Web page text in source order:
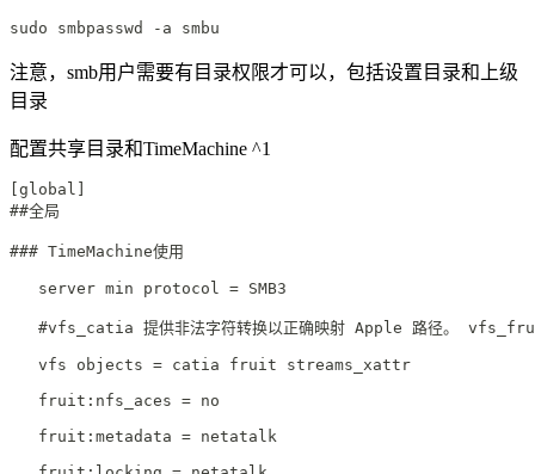
sudo smbpasswd -a smbu
注意，smb用户需要有目录权限才可以，包括设置目录和上级
目录
配置共享目录和TimeMachine ^1
[global]
##全局
### TimeMachine使用
   server min protocol = SMB3
#vfs_catia 提供非法字符转换以正确映射 Apple 路径。
   vfs objects = catia fruit streams_xattr
   fruit:nfs_aces = no
   fruit:metadata = netatalk